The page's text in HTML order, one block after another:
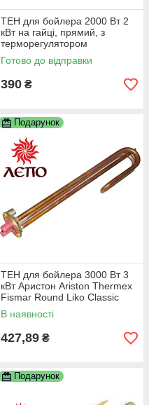
ТЕН для бойлера 2000 Вт 2
кВт на гайці, прямий, з
терморегулятором
Готово до відправки
390 ₴
Подарунок
ТЕН для бойлера 3000 Вт 3
кВт Аристон Ariston Thermex
Fismar Round Liko Classic
Alpari Реал DeLuxe та ін.
В наявності
427,89 ₴
Подарунок